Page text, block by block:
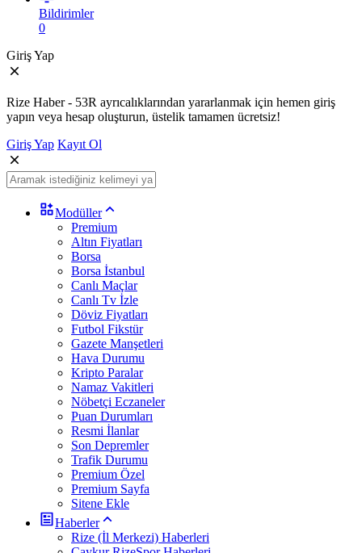
Bildirimler
0
Giriş Yap
Rize Haber - 53R ayrıcalıklarından yararlanmak için hemen giriş
yapın veya hesap oluşturun, üstelik tamamen ücretsiz!
Giriş Yap Kayıt Ol
Modüller
Premium
Altın Fiyatları
Borsa
Borsa İstanbul
Canlı Maçlar
Canlı Tv İzle
Döviz Fiyatları
Futbol Fikstür
Gazete Manşetleri
Hava Durumu
Kripto Paralar
Namaz Vakitleri
Nöbetçi Eczaneler
Puan Durumları
Resmi İlanlar
Son Depremler
Trafik Durumu
Premium Özel
Premium Sayfa
Sitene Ekle
Haberler
Rize (İl Merkezi) Haberleri